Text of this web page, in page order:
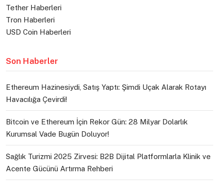
Tether Haberleri
Tron Haberleri
USD Coin Haberleri
Son Haberler
Ethereum Hazinesiydi, Satış Yaptı: Şimdi Uçak Alarak Rotayı
Havacılığa Çevirdi!
Bitcoin ve Ethereum İçin Rekor Gün: 28 Milyar Dolarlık
Kurumsal Vade Bugün Doluyor!
Sağlık Turizmi 2025 Zirvesi: B2B Dijital Platformlarla Klinik ve
Acente Gücünü Artırma Rehberi